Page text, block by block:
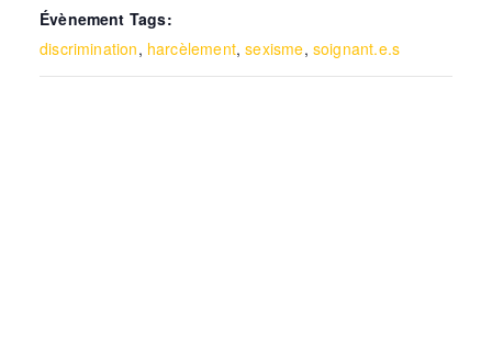
Évènement Tags:
discrimination, harcèlement,sexisme, soignant.e.s